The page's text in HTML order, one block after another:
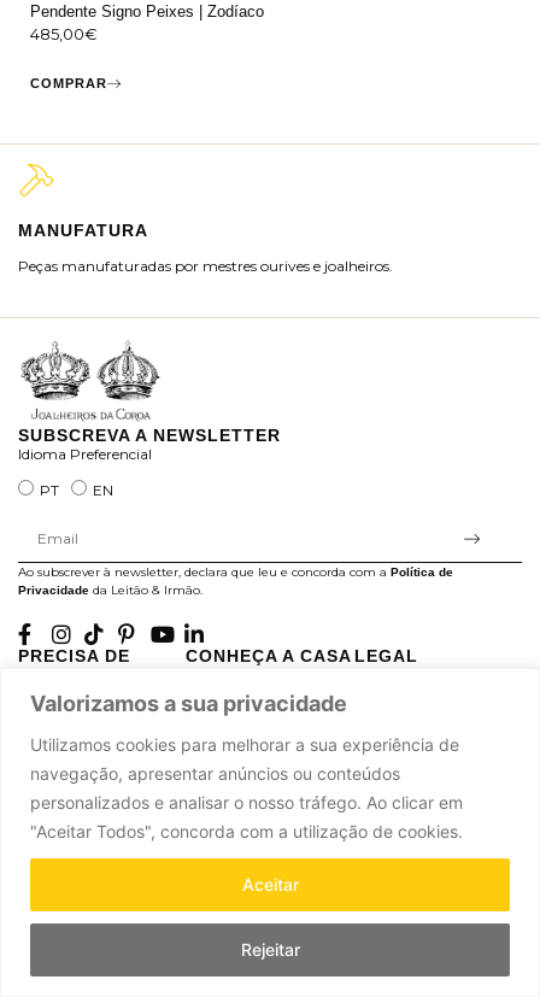
Valorizamos a sua privacidade
Utilizamos cookies para melhorar a sua experiência de
navegação, apresentar anúncios ou conteúdos
personalizados e analisar o nosso tráfego. Ao clicar em
"Aceitar Todos", concorda com a utilização de cookies.
Rejeitar
Aceitar
Pendente Signo Peixes | Zodíaco
485,00€
COMPRAR
MANUFATURA
Peças manufaturadas por mestres ourives e joalheiros.
SUBSCREVA A NEWSLETTER
Idioma Preferencial
PT
EN
Ao subscrever à newsletter, declara que leu e concorda com a Política de
Privacidade da Leitão & Irmão.
PRECISA DE
A minha conta
Contacte-nos
CONHEÇA A CASA
História
LEGAL
Termos e Condições
Livro de Reclamações
Leitão & Irmão, 2026. Todos os direitos reservados.Powered byAd-pulse.